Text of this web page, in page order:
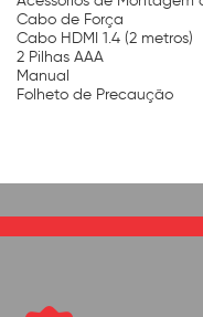
Cabo de Força
Cabo HDMI 1.4 (2 metros)
2 Pilhas AAA
Manual
Folheto de Precaução